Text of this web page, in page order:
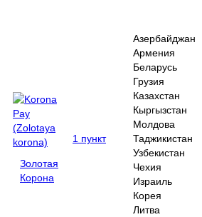
Золотая
Корона
1 пункт
Азербайджан
Армения
Беларусь
Грузия
Казахстан
Кыргызстан
Молдова
Таджикистан
Узбекистан
Чехия
Израиль
Корея
Литва